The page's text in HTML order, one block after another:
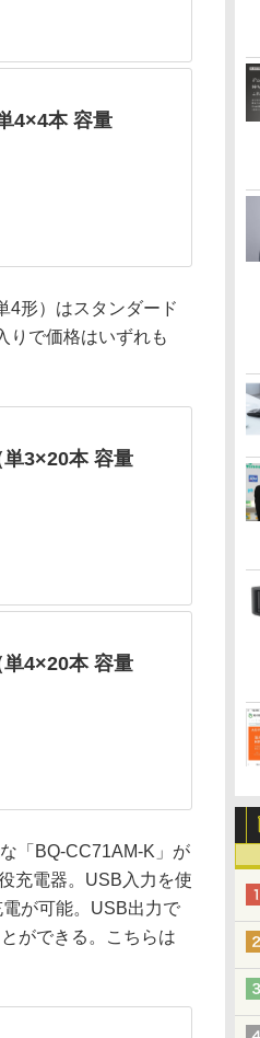
4×4本 容量
形）はスタンダード
りで価格はいずれも
3×20本 容量
4×20本 容量
「BQ-CC71AM-K」が
充電器。USB入力を使
が可能。USB出力で
ができる。こちらは